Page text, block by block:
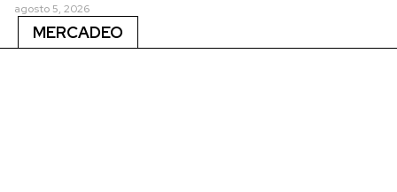
agosto 5, 2026
MERCADEO